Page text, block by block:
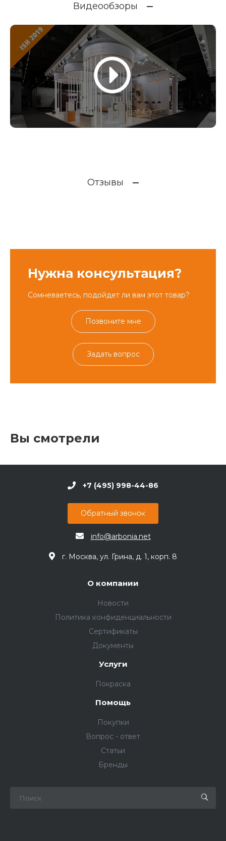
Видеообзоры
Отзывы
Нужна консультация?
Сомневаетесь, подойдет ли вам этот товар?
Позвоните мне
Задать вопрос
Вы смотрели
+7 (495) 998-44-86
Обратный звонок
info@arbonia.net
г. Москва, ул. Грина, д. 1, корп. 8
О компании
Новости
Политика конфиденциальности
Сертификаты
Документы
Услуги
Покраска
Помощь
Покупки
Вопрос - ответ
Статьи
Бренды